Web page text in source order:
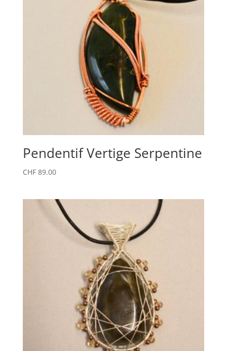
Pendentif Vertige Serpentine
CHF89.00